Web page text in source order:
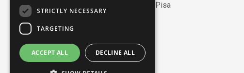
Piazza dei Cavalieri, 7 - 56126 Pisa
Partita IVA 00420000507
segreteria.annali@sns.it
Accessibilità
STRICTLY NECESSARY
TARGETING
ACCEPT ALL DECLINE ALL